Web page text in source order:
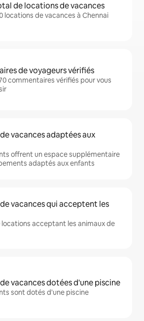
de locations de vacances
locations de vacances à Chennai
de voyageurs vérifiés
commentaires vérifiés pour vous
vacances adaptées aux
offrent un espace supplémentaire
adaptés aux enfants
vacances qui acceptent les
locations acceptant les animaux de
vacances dotées d'une piscine
sont dotés d'une piscine